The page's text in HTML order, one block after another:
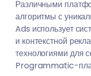
Различными
алгоритмы с
Ads использует
и контекстной
технологиями для
Programmatic-